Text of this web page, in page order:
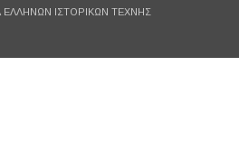
ΕΛΛΗΝΩΝ ΙΣΤΟΡΙΚΩΝ ΤΕΧΝΗΣ